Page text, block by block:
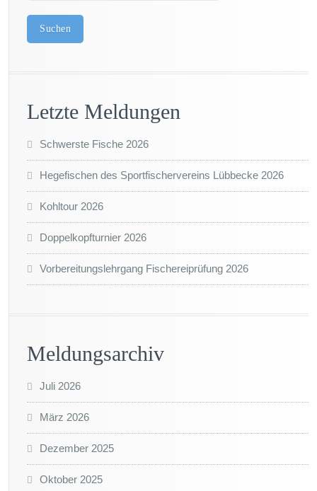
Suchen
Letzte Meldungen
Schwerste Fische 2026
Hegefischen des Sportfischervereins Lübbecke 2026
Kohltour 2026
Doppelkopfturnier 2026
Vorbereitungslehrgang Fischereiprüfung 2026
Meldungsarchiv
Juli 2026
März 2026
Dezember 2025
Oktober 2025